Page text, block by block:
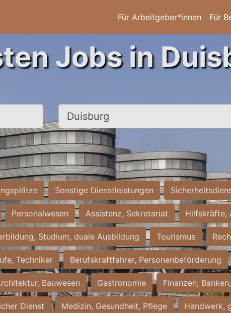
Für Arbeitgeber*innen Für
Jobs in
Ort, Stadt
Sonstige Dienstleistungen
Personalwesen Assistenz, Sekretariat Hilfskräfte,
Studium, duale Ausbildung Tourismus
Techniker Berufskraftfahrer, Personenbeförderung
Bauwesen Gastronomie Finanzen,
Dienst Medizin, Gesundheit, Pflege Handwerk,